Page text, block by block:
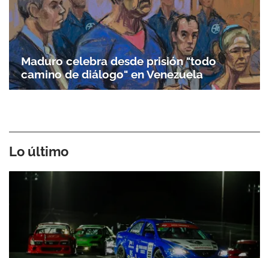
Maduro celebra desde prisión "todo
camino de diálogo" en Venezuela
Lo último